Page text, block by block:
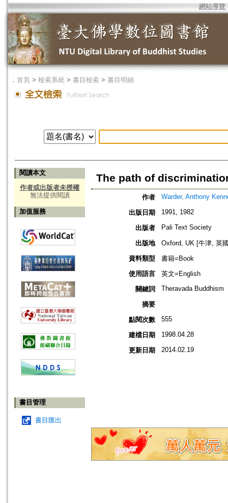
網站導覽
． 首頁 > 檢索系統 > 書目檢索 > 書目明細
閱讀本文
作者或出版者未授權
無法提供閱讀
加值服務
書目管理
書目匯出
The path of
作者 Warder, Anthony
出版日期 1991, 1982
出版者 Pali Text Society
出版地
Oxford, UK [牛津, 英
資料類型
書籍=Book
使用語言
英文=English
關鍵詞
Theravada Buddhism
摘要
點閱次數
555
建檔日期 1998.04.28
更新日期 2014.02.19